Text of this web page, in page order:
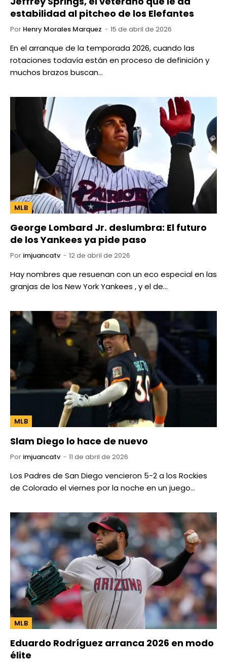
estabilidad al pitcheo de los Elefantes
Por Henry Morales Marquez 15 de abril de 2026
En el arranque de la temporada 2026, cuando las
rotaciones todavía están en proceso de definición y
muchos brazos buscan…
MLB
George Lombard Jr. deslumbra: El futuro
de los Yankees ya pide paso
Por imjuancatv 12 de abril de 2026
Hay nombres que resuenan con un eco especial en las
granjas de los New York Yankees , y el de…
MLB
Slam Diego lo hace de nuevo
Por imjuancatv 11 de abril de 2026
Los Padres de San Diego vencieron 5-2 a los Rockies
de Colorado el viernes por la noche en un juego…
MLB
Eduardo Rodríguez arranca 2026 en modo
élite